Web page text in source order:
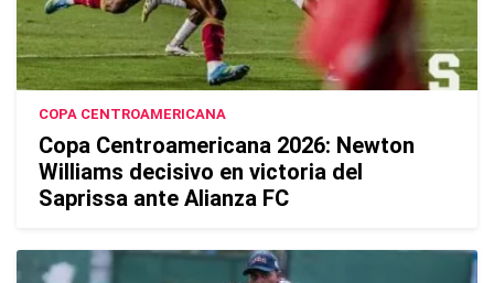
COPA CENTROAMERICANA
Copa Centroamericana 2026: Newton
Williams decisivo en victoria del
Saprissa ante Alianza FC